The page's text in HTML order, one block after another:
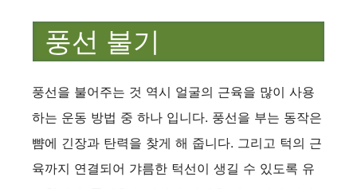
풍선 불기
풍선을 불어주는 것 역시 얼굴의 근육을 많이 사용
하는 운동 방법 중 하나 입니다. 풍선을 부는 동작은
뺨에 긴장과 탄력을 찾게 해 줍니다. 그리고 턱의 근
육까지 연결되어 갸름한 턱선이 생길 수 있도록 유